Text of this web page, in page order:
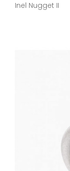
Inel Nugget II